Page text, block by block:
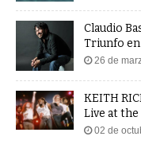
Claudio
Triunfo en
26 de
KEITH
Live at
02 de